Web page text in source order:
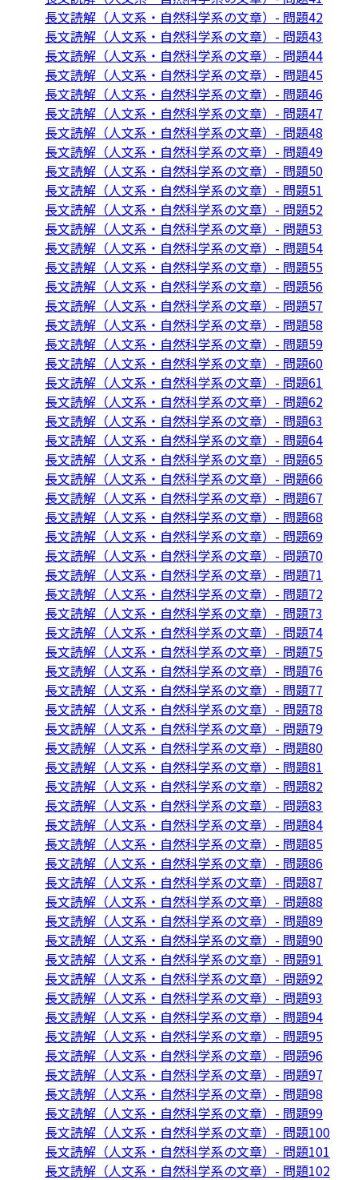
長文読解（人文系・自然科学系の文章）- 問題42
長文読解（人文系・自然科学系の文章）- 問題43
長文読解（人文系・自然科学系の文章）- 問題44
長文読解（人文系・自然科学系の文章）- 問題45
長文読解（人文系・自然科学系の文章）- 問題46
長文読解（人文系・自然科学系の文章）- 問題47
長文読解（人文系・自然科学系の文章）- 問題48
長文読解（人文系・自然科学系の文章）- 問題49
長文読解（人文系・自然科学系の文章）- 問題50
長文読解（人文系・自然科学系の文章）- 問題51
長文読解（人文系・自然科学系の文章）- 問題52
長文読解（人文系・自然科学系の文章）- 問題53
長文読解（人文系・自然科学系の文章）- 問題54
長文読解（人文系・自然科学系の文章）- 問題55
長文読解（人文系・自然科学系の文章）- 問題56
長文読解（人文系・自然科学系の文章）- 問題57
長文読解（人文系・自然科学系の文章）- 問題58
長文読解（人文系・自然科学系の文章）- 問題59
長文読解（人文系・自然科学系の文章）- 問題60
長文読解（人文系・自然科学系の文章）- 問題61
長文読解（人文系・自然科学系の文章）- 問題62
長文読解（人文系・自然科学系の文章）- 問題63
長文読解（人文系・自然科学系の文章）- 問題64
長文読解（人文系・自然科学系の文章）- 問題65
長文読解（人文系・自然科学系の文章）- 問題66
長文読解（人文系・自然科学系の文章）- 問題67
長文読解（人文系・自然科学系の文章）- 問題68
長文読解（人文系・自然科学系の文章）- 問題69
長文読解（人文系・自然科学系の文章）- 問題70
長文読解（人文系・自然科学系の文章）- 問題71
長文読解（人文系・自然科学系の文章）- 問題72
長文読解（人文系・自然科学系の文章）- 問題73
長文読解（人文系・自然科学系の文章）- 問題74
長文読解（人文系・自然科学系の文章）- 問題75
長文読解（人文系・自然科学系の文章）- 問題76
長文読解（人文系・自然科学系の文章）- 問題77
長文読解（人文系・自然科学系の文章）- 問題78
長文読解（人文系・自然科学系の文章）- 問題79
長文読解（人文系・自然科学系の文章）- 問題80
長文読解（人文系・自然科学系の文章）- 問題81
長文読解（人文系・自然科学系の文章）- 問題82
長文読解（人文系・自然科学系の文章）- 問題83
長文読解（人文系・自然科学系の文章）- 問題84
長文読解（人文系・自然科学系の文章）- 問題85
長文読解（人文系・自然科学系の文章）- 問題86
長文読解（人文系・自然科学系の文章）- 問題87
長文読解（人文系・自然科学系の文章）- 問題88
長文読解（人文系・自然科学系の文章）- 問題89
長文読解（人文系・自然科学系の文章）- 問題90
長文読解（人文系・自然科学系の文章）- 問題91
長文読解（人文系・自然科学系の文章）- 問題92
長文読解（人文系・自然科学系の文章）- 問題93
長文読解（人文系・自然科学系の文章）- 問題94
長文読解（人文系・自然科学系の文章）- 問題95
長文読解（人文系・自然科学系の文章）- 問題96
長文読解（人文系・自然科学系の文章）- 問題97
長文読解（人文系・自然科学系の文章）- 問題98
長文読解（人文系・自然科学系の文章）- 問題99
長文読解（人文系・自然科学系の文章）- 問題100
長文読解（人文系・自然科学系の文章）- 問題101
長文読解（人文系・自然科学系の文章）- 問題102